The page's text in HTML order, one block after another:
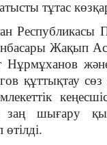
тұтас
Республикасы
Жақып
құттықтау
заң шығару